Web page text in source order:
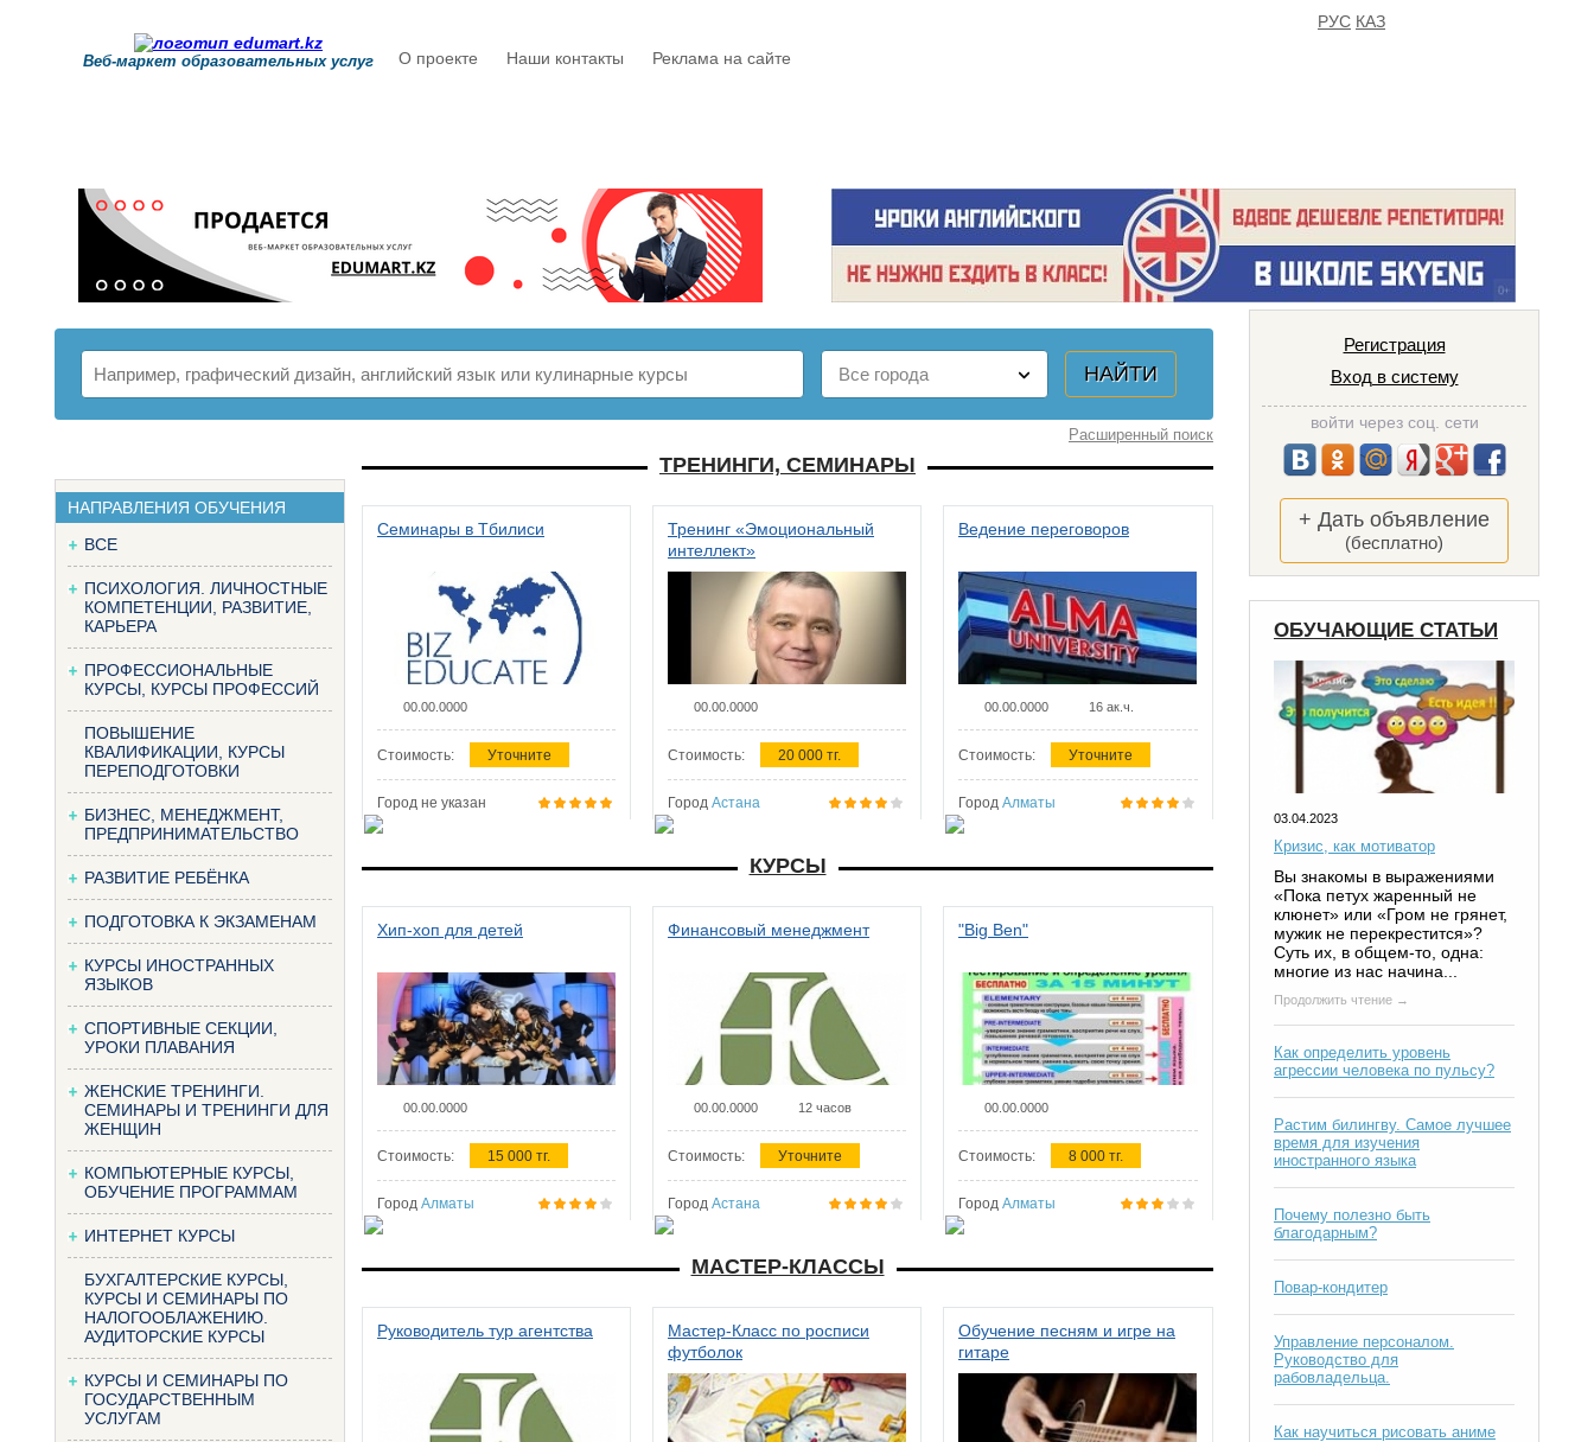
Веб-маркет образовательных услуг О проекте Наши контакты Реклама на сайте
РУС КАЗ
Расширенный поиск
НАПРАВЛЕНИЯ ОБУЧЕНИЯ
ВСЕ
ПСИХОЛОГИЯ. ЛИЧНОСТНЫЕ
КОМПЕТЕНЦИИ, РАЗВИТИЕ,
КАРЬЕРА
ПРОФЕССИОНАЛЬНЫЕ
КУРСЫ, КУРСЫ ПРОФЕССИЙ
ПОВЫШЕНИЕ
КВАЛИФИКАЦИИ, КУРСЫ
ПЕРЕПОДГОТОВКИ
БИЗНЕС, МЕНЕДЖМЕНТ,
ПРЕДПРИНИМАТЕЛЬСТВО
РАЗВИТИЕ РЕБЁНКА
ПОДГОТОВКА К ЭКЗАМЕНАМ
КУРСЫ ИНОСТРАННЫХ
ЯЗЫКОВ
СПОРТИВНЫЕ СЕКЦИИ,
УРОКИ ПЛАВАНИЯ
ЖЕНСКИЕ ТРЕНИНГИ.
СЕМИНАРЫ И ТРЕНИНГИ ДЛЯ
ЖЕНЩИН
КОМПЬЮТЕРНЫЕ КУРСЫ,
ОБУЧЕНИЕ ПРОГРАММАМ
ИНТЕРНЕТ КУРСЫ
БУХГАЛТЕРСКИЕ КУРСЫ,
КУРСЫ И СЕМИНАРЫ ПО
НАЛОГООБЛАЖЕНИЮ.
АУДИТОРСКИЕ КУРСЫ
КУРСЫ И СЕМИНАРЫ ПО
ГОСУДАРСТВЕННЫМ
УСЛУГАМ
ТРЕНИНГИ, СЕМИНАРЫ
Семинары в Тбилиси
00.00.0000
Стоимость: Уточните
Город не указан
Тренинг «Эмоциональный
интеллект»
00.00.0000
Стоимость: 20 000 тг.
Город Астана
Ведение переговоров
00.00.0000 16 ак.ч.
Стоимость: Уточните
Город Алматы
КУРСЫ
Хип-хоп для детей
00.00.0000
Стоимость: 15 000 тг.
Город Алматы
Финансовый менеджмент
00.00.0000 12 часов
Стоимость: Уточните
Город Астана
"Big Ben"
00.00.0000
Стоимость: 8 000 тг.
Город Алматы
МАСТЕР-КЛАССЫ
Руководитель тур агентства
Мастер-Класс по росписи
футболок
Обучение песням и игре на
гитаре
Регистрация
Вход в систему
войти через соц. сети
+ Дать объявление
(бесплатно)
ОБУЧАЮЩИЕ СТАТЬИ
03.04.2023
Кризис, как мотиватор
Вы знакомы в выражениями
«Пока петух жаренный не
клюнет» или «Гром не грянет,
мужик не перекрестится»?
Суть их, в общем-то, одна:
многие из нас начина...
Продолжить чтение →
Как определить уровень
агрессии человека по пульсу?
Растим билингву. Самое лучшее
время для изучения
иностранного языка
Почему полезно быть
благодарным?
Повар-кондитер
Управление персоналом.
Руководство для
рабовладельца.
Как научиться рисовать аниме